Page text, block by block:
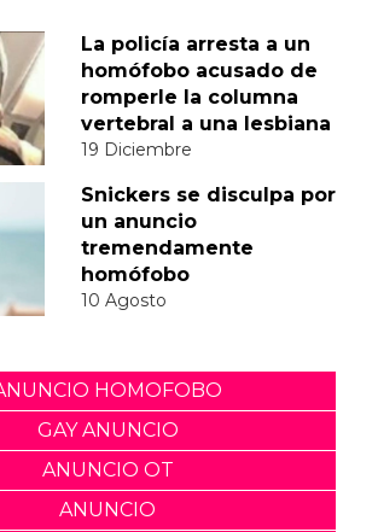
La policía arresta a un
homófobo acusado de
romperle la columna
vertebral a una lesbiana
19 Diciembre
Snickers se disculpa por
un anuncio
tremendamente
homófobo
10 Agosto
HOMOFOBO
GAY ANUNCIO
ANUNCIO OT
ANUNCIO